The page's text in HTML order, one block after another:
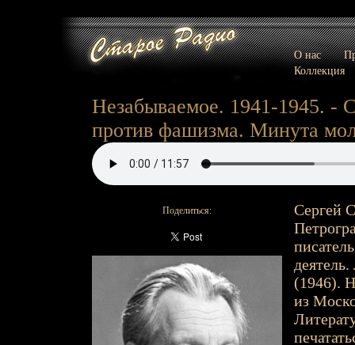
О нас
Коллекция
Незабываемое. 1941-1945. -
против фашизма. Минута
Поделиться:
Сергей
(1946).
из